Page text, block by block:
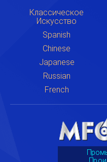
Классическое
Искусство
Spanish
Chinese
Japanese
Russian
French